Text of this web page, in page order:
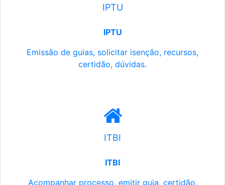
IPTU
IPTU
Emissão de guias, solicitar isenção, recursos,
certidão, dúvidas.
ITBI
ITBI
Acompanhar processo, emitir guia, certidão,